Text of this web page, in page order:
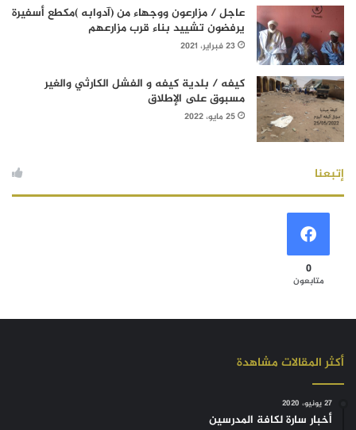
عاجل / مزارعون ووجهاء من (آدوابه )مكطع أسفيرة
يرفضون تشييد بناء قرب مزارعهم
23 فبراير، 2021
كيفه / بلدية كيفه و الفشل الكارثي والغير
مسبوق على الإطلاق
25 مايو، 2022
إتبعنا
0
متابعون
أكثر المقالات مشاهدة
27 يونيو، 2020
أخبار سارة لكافة المدرسين